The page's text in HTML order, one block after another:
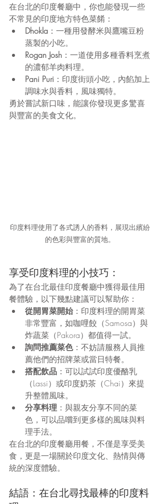
在台北的印度餐廳中，你也能發現一些
不常見的印度地方特色菜餚：
Dhokla ：一種用發酵米與鷹嘴豆粉
蒸製的小吃。
Rogan Josh ：一道使用多種香料烹煮
的濃郁羊肉料理。
Pani Puri ：印度街頭小吃，內餡加上
調味水與香料，風味獨特。
勇於嘗試新口味，能讓你發現更多驚喜
與豐富的美食文化。
印度料理使用了各式誘人的香料，展現出繽紛
的色彩與豐富的質地。
享受印度料理的小技巧：
為了在台北最佳印度餐廳中獲得最佳用
餐體驗，以下幾點建議可以幫助你：
從開胃菜開始：印度料理的開胃菜
非常豐富，如咖哩餃（Samosa）與
炸蔬菜（Pakora）都值得一試。
詢問推薦菜色：不妨請服務人員推
薦他們的招牌菜或當日特餐。
搭配飲品 ：可以試試印度優酪乳
（Lassi）或印度奶茶（Chai）來提
升整體風味。
分享料理 ：與親友分享不同的菜
色，可以品嚐到更多樣的風味與料
理手法。
在台北的印度餐廳用餐，不僅是享受美
食，更是一場關於印度文化、熱情與傳
統的深度體驗。
結語：在台北尋找最棒的印度料